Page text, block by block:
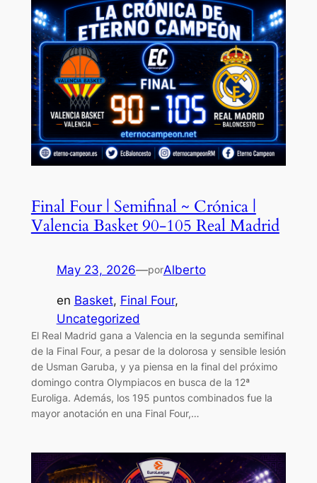
Final Four | Semifinal ~ Crónica |
Valencia Basket 90-105 Real Madrid
May 23, 2026—porAlberto
en Basket, Final Four
Uncategorized
El Real Madrid gana a Valencia en la segunda semifinal
de la Final Four, a pesar de la dolorosa y sensible lesión
de Usman Garuba, y ya piensa en la final del próximo
domingo contra Olympiacos en busca de la 12ª
Euroliga. Además, los 195 puntos combinados fue la
mayor anotación en una Final Four,…